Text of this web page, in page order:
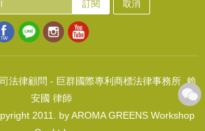
精製椰子油
NT$190
(USD6.31)
訂閱 取消
法律顧問 - 巨群國際專利商標法律事務所 賴
安國 律師
2011. by AROMA GREENS Workshop